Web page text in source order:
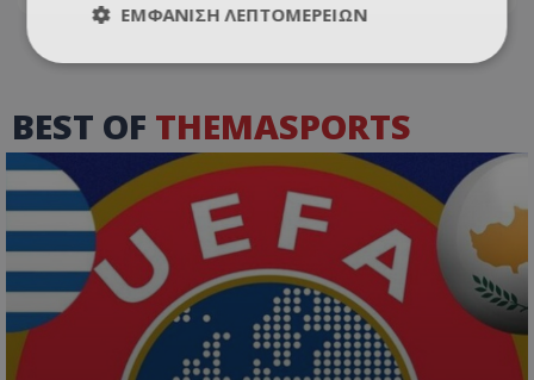
BEST OF THEMASPORTS
ΕΜΦΆΝΙΣΗ ΛΕΠΤΟΜΕΡΕΙΏΝ